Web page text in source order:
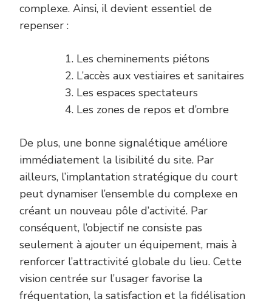
complexe. Ainsi, il devient essentiel de
repenser :
Les cheminements piétons
L’accès aux vestiaires et sanitaires
Les espaces spectateurs
Les zones de repos et d’ombre
De plus, une bonne signalétique améliore
immédiatement la lisibilité du site. Par
ailleurs, l’implantation stratégique du court
peut dynamiser l’ensemble du complexe en
créant un nouveau pôle d’activité. Par
conséquent, l’objectif ne consiste pas
seulement à ajouter un équipement, mais à
renforcer l’attractivité globale du lieu. Cette
vision centrée sur l’usager favorise la
fréquentation, la satisfaction et la fidélisation